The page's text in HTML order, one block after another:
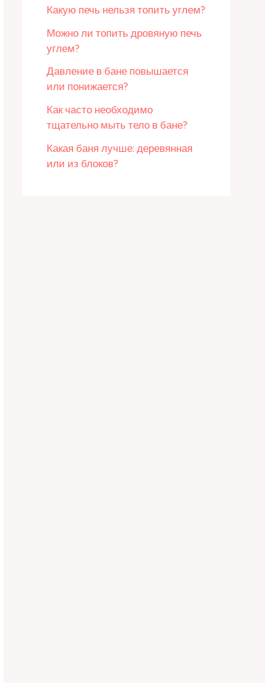
Какую печь нельзя топить углем?
Можно ли топить дровяную печь
углем?
Давление в бане повышается
или понижается?
Как часто необходимо
тщательно мыть тело в бане?
Какая баня лучше: деревянная
или из блоков?